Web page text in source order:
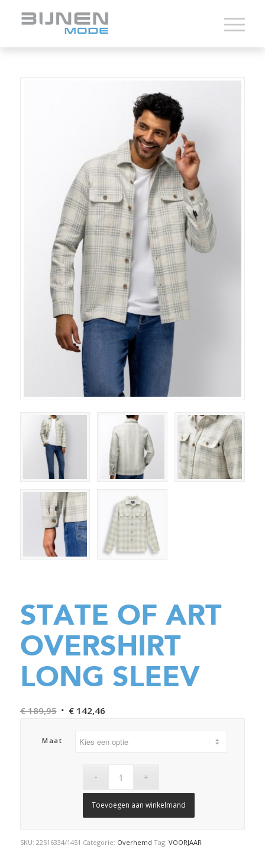
STATE OF ART
OVERSHIRT
LONG SLEEV
€189,95 Oorspronkelijke
was:
€142,46Huidige
Maat
Toevoegen aan winkelmand
SKU: 22516334/1451 Categorie: Overhemd Tag: VOORJAAR